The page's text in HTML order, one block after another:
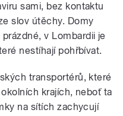
sami, bez kontaktu
slov útěchy. Domy
v Lombardii je
nestíhají pohřbívat.
transportérů, které
krajích, neboť ta
na sítích zachycují